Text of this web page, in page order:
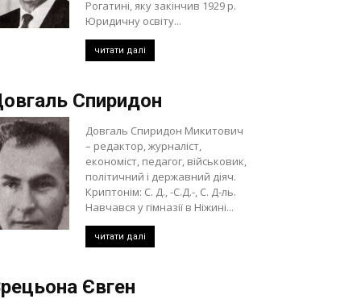
Рогатині, яку закінчив 1929 р.
Юридичну освіту...
читати далі
Спиридон
Довгаль Спиридон Микитович
– редактор, журналіст,
економіст, педагог, військовик,
політичний і державний діяч.
Криптонім: С. Д., -С.Д.-, С. Д-ль.
Навчався у гімназії в Ніжині...
читати далі
Євген